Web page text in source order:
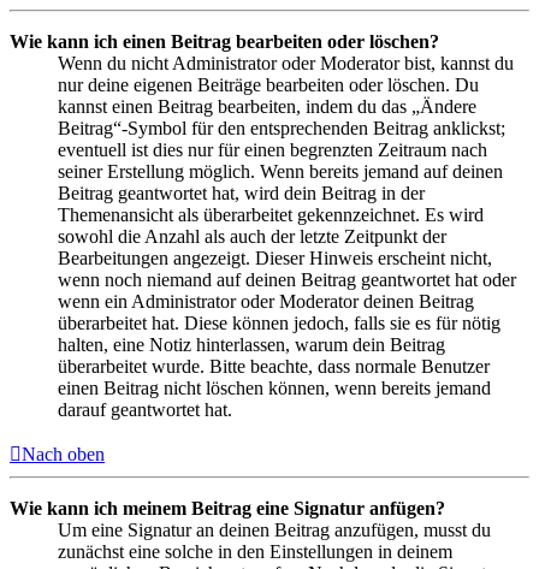
Wie kann ich einen Beitrag bearbeiten oder löschen?
Wenn du nicht Administrator oder Moderator bist, kannst du
nur deine eigenen Beiträge bearbeiten oder löschen. Du
kannst einen Beitrag bearbeiten, indem du das „Ändere
Beitrag“-Symbol für den entsprechenden Beitrag anklickst;
eventuell ist dies nur für einen begrenzten Zeitraum nach
seiner Erstellung möglich. Wenn bereits jemand auf deinen
Beitrag geantwortet hat, wird dein Beitrag in der
Themenansicht als überarbeitet gekennzeichnet. Es wird
sowohl die Anzahl als auch der letzte Zeitpunkt der
Bearbeitungen angezeigt. Dieser Hinweis erscheint nicht,
wenn noch niemand auf deinen Beitrag geantwortet hat oder
wenn ein Administrator oder Moderator deinen Beitrag
überarbeitet hat. Diese können jedoch, falls sie es für nötig
halten, eine Notiz hinterlassen, warum dein Beitrag
überarbeitet wurde. Bitte beachte, dass normale Benutzer
einen Beitrag nicht löschen können, wenn bereits jemand
darauf geantwortet hat.
Nach oben
Wie kann ich meinem Beitrag eine Signatur anfügen?
Um eine Signatur an deinen Beitrag anzufügen, musst du
zunächst eine solche in den Einstellungen in deinem